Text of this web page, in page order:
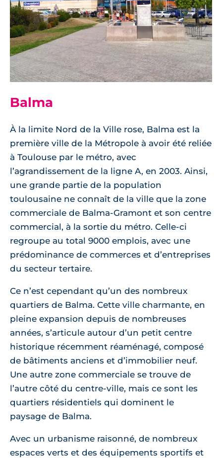
Balma
À la limite Nord de la Ville rose, Balma est la
première ville de la Métropole à avoir été reliée
à Toulouse par le métro, avec
l’agrandissement de la ligne A, en 2003. Ainsi,
une grande partie de la population
toulousaine ne connaît de la ville que la zone
commerciale de Balma-Gramont et son centre
commercial, à la sortie du métro. Celle-ci
regroupe au total 9000 emplois, avec une
prédominance de commerces et d’entreprises
du secteur tertaire.
Ce n’est cependant qu’un des nombreux
quartiers de Balma. Cette ville charmante, en
pleine expansion depuis de nombreuses
années, s’articule autour d’un petit centre
historique récemment réaménagé, composé
de bâtiments anciens et d’immobilier neuf.
Une autre zone commerciale se trouve de
l’autre côté du centre-ville, mais ce sont les
quartiers résidentiels qui dominent le
paysage de Balma.
Avec un urbanisme raisonné, de nombreux
espaces verts et des équipements sportifs et